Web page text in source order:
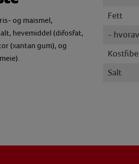
og maismel,
hevemiddel (difosfat,
(xantan gum), og
Fett
-
Salt